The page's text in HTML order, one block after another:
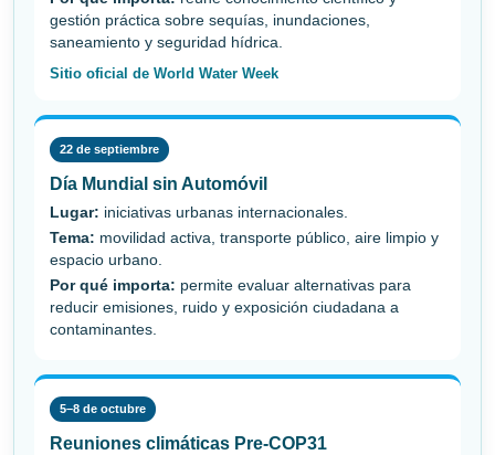
gestión práctica sobre sequías, inundaciones,
saneamiento y seguridad hídrica.
Sitio oficial de World Water Week
22 de septiembre
Día Mundial sin Automóvil
Lugar: iniciativas urbanas internacionales.
Tema: movilidad activa, transporte público, aire limpio y
espacio urbano.
Por qué importa: permite evaluar alternativas para
reducir emisiones, ruido y exposición ciudadana a
contaminantes.
5–8 de octubre
Reuniones climáticas Pre-COP31